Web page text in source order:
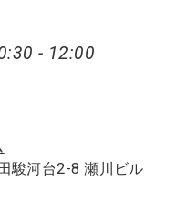
- 12:00
駿河台2-8 瀬川ビル